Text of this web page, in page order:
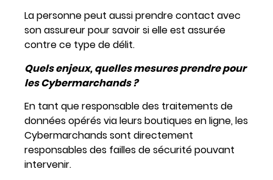
La personne peut aussi prendre contact avec
son assureur pour savoir si elle est assurée
contre ce type de délit.
Quels enjeux, quelles mesures prendre pour
les Cybermarchands ?
En tant que responsable des traitements de
données opérés via leurs boutiques en ligne, les
Cybermarchands sont directement
responsables des failles de sécurité pouvant
intervenir.